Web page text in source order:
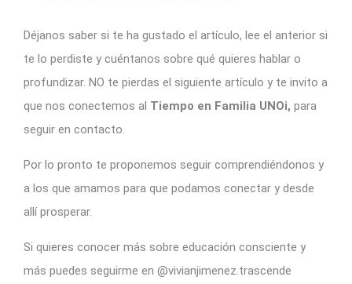
Déjanos saber si te ha gustado el artículo, lee el anterior si
te lo perdiste y cuéntanos sobre qué quieres hablar o
profundizar. NO te pierdas el siguiente artículo y te invito a
que nos conectemos al Tiempo en Familia UNOi, para
seguir en contacto.
Por lo pronto te proponemos seguir comprendiéndonos y
a los que amamos para que podamos conectar y desde
allí prosperar.
Si quieres conocer más sobre educación consciente y
más puedes seguirme en @vivianjimenez.trascende